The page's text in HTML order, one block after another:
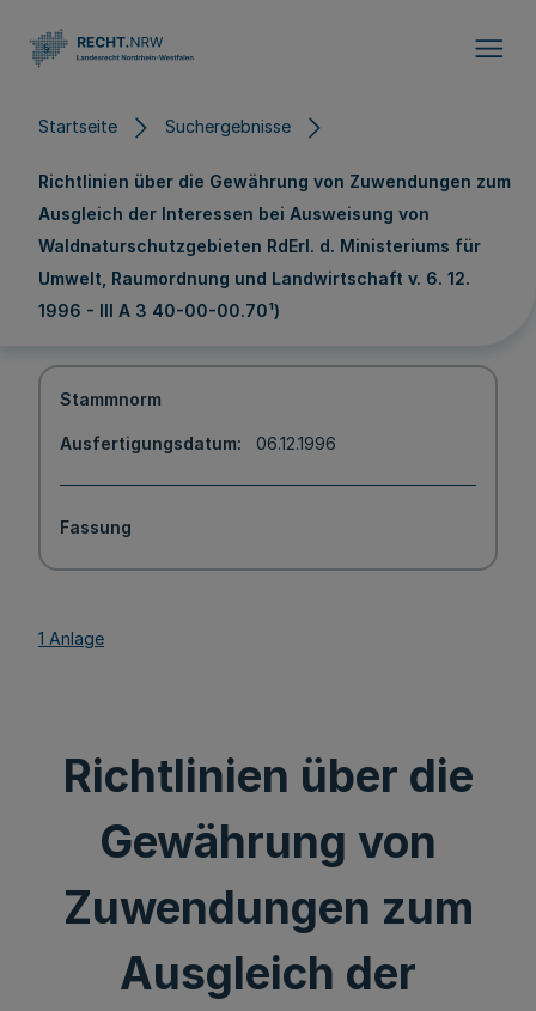
Startseite Suchergebnisse
Richtlinien über die Gewährung von Zuwendungen zum
Ausgleich der Interessen bei Ausweisung von
Waldnaturschutzgebieten RdErl. d. Ministeriums für
Umwelt, Raumordnung und Landwirtschaft v. 6. 12.
1996 - III A 3 40-00-00.70¹)
Stammnorm
Ausfertigungsdatum 06.12.1996
Fassung
1 Anlage
Richtlinien über die
Gewährung von
Zuwendungen zum
Ausgleich der